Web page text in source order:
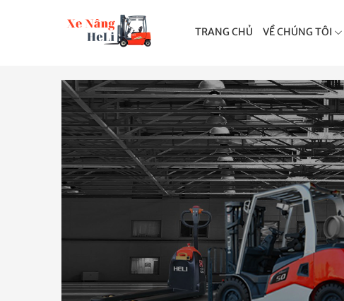
TRANG CHỦ VỀ CHÚNG TÔI